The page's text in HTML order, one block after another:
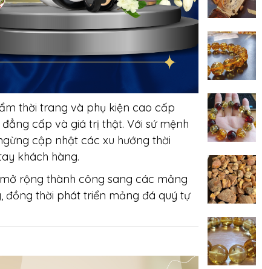
thời trang và phụ kiện cao cấp
cấp và giá trị thật. Với sứ mệnh
cập nhật các xu hướng thời
khách hàng.
rộng thành công sang các mảng
đồng thời phát triển mảng đá quý tự